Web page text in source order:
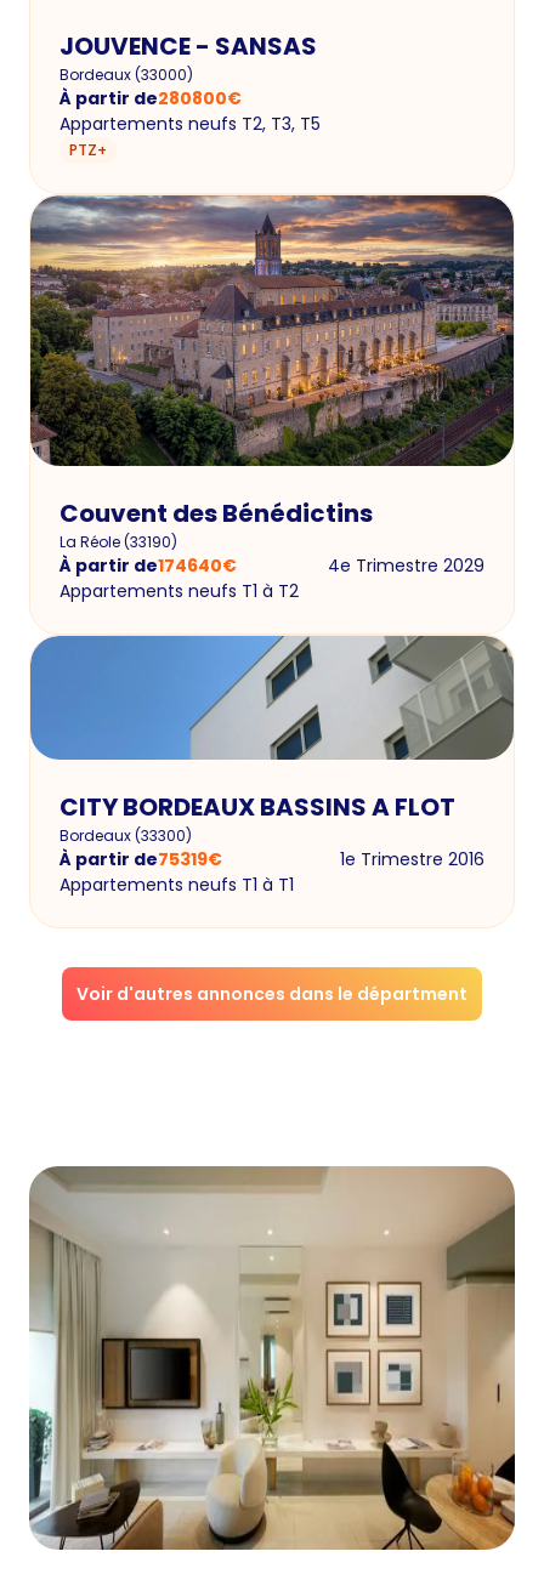
JOUVENCE - SANSAS
Bordeaux(33000)
À partir de280800€
Appartements neufs T2, T3, T5
PTZ+
Couvent des Bénédictins
La Réole(33190)
À partir de174640€
4e Trimestre 2029
Appartements neufs T1 à T2
CITY BORDEAUX BASSINS A FLOT
Bordeaux(33300)
À partir de75319€
1e Trimestre 2016
Appartements neufs T1 à T1
Voir d'autres annonces dans le départment